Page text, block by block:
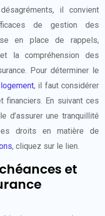
il convient
de gestion des
en place de rappels,
la compréhension des
Pour déterminer le
, il faut considérer
financiers. En suivant ces
d’assurer une tranquillité
droits en matière de
, cliquez sur le lien.
et